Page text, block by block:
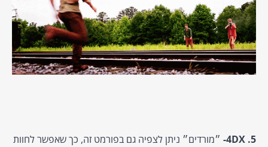
5. 4DX-
״מורדים״ ניתן לצפיה גם בפורמט זה, כך שאפשר לחוות